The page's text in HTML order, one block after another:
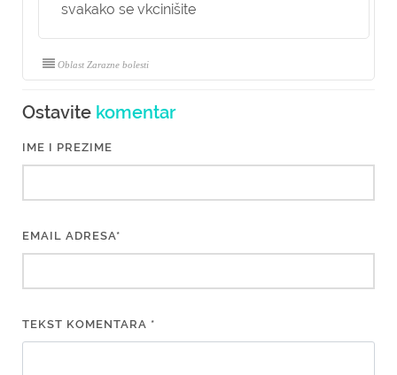
svakako se vkcinišite
Oblast Zarazne bolesti
Ostavite komentar
IME I PREZIME
EMAIL ADRESA*
TEKST KOMENTARA *